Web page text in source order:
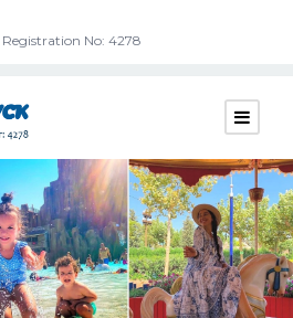
No: 4278